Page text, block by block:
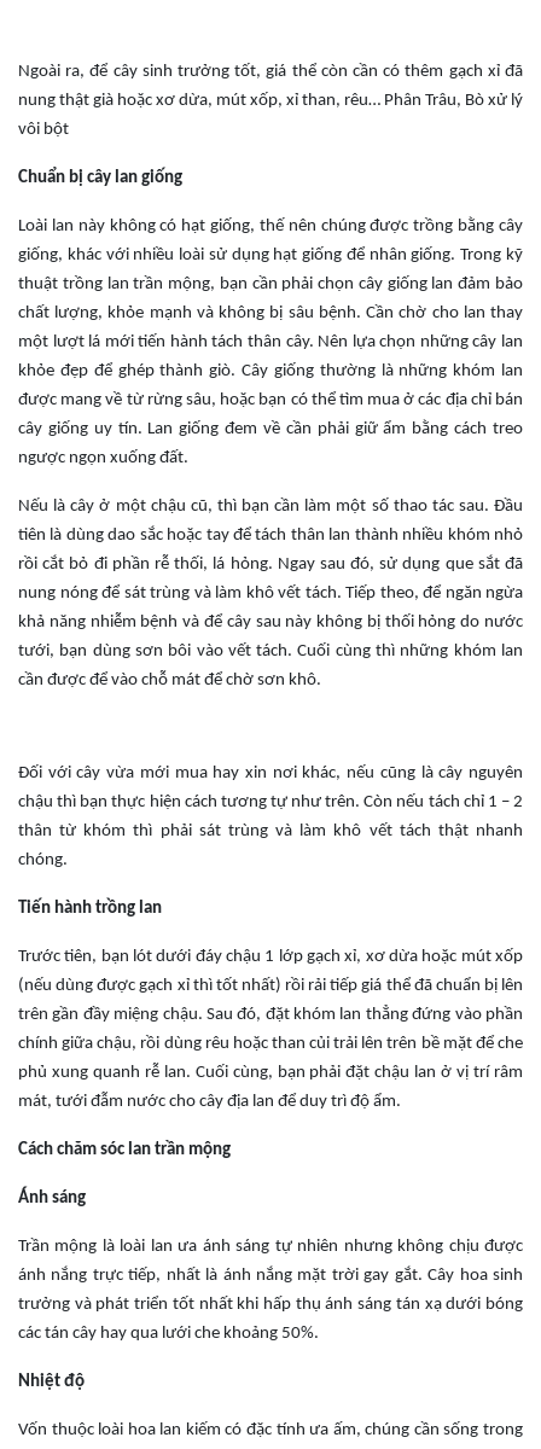
Ngoài ra, để cây sinh trưởng tốt, giá thể còn cần có thêm gạch xỉ đã
nung thật già hoặc xơ dừa, mút xốp, xỉ than, rêu… Phân Trâu, Bò xử lý
vôi bột
Chuẩn bị cây lan giống
Loài lan này không có hạt giống, thế nên chúng được trồng bằng cây
giống, khác với nhiều loài sử dụng hạt giống để nhân giống. Trong kỹ
thuật trồng lan trần mộng, bạn cần phải chọn cây giống lan đảm bảo
chất lượng, khỏe mạnh và không bị sâu bệnh. Cần chờ cho lan thay
một lượt lá mới tiến hành tách thân cây. Nên lựa chọn những cây lan
khỏe đẹp để ghép thành giò. Cây giống thường là những khóm lan
được mang về từ rừng sâu, hoặc bạn có thể tìm mua ở các địa chỉ bán
cây giống uy tín. Lan giống đem về cần phải giữ ẩm bằng cách treo
ngược ngọn xuống đất.
Nếu là cây ở một chậu cũ, thì bạn cần làm một số thao tác sau. Đầu
tiên là dùng dao sắc hoặc tay để tách thân lan thành nhiều khóm nhỏ
rồi cắt bỏ đi phần rễ thối, lá hỏng. Ngay sau đó, sử dụng que sắt đã
nung nóng để sát trùng và làm khô vết tách. Tiếp theo, để ngăn ngừa
khả năng nhiễm bệnh và để cây sau này không bị thối hỏng do nước
tưới, bạn dùng sơn bôi vào vết tách. Cuối cùng thì những khóm lan
cần được để vào chỗ mát để chờ sơn khô.
Đối với cây vừa mới mua hay xin nơi khác, nếu cũng là cây nguyên
chậu thì bạn thực hiện cách tương tự như trên. Còn nếu tách chỉ 1 – 2
thân từ khóm thì phải sát trùng và làm khô vết tách thật nhanh
chóng.
Tiến hành trồng lan
Trước tiên, bạn lót dưới đáy chậu 1 lớp gạch xỉ, xơ dừa hoặc mút xốp
(nếu dùng được gạch xỉ thì tốt nhất) rồi rải tiếp giá thể đã chuẩn bị lên
trên gần đầy miệng chậu. Sau đó, đặt khóm lan thẳng đứng vào phần
chính giữa chậu, rồi dùng rêu hoặc than củi trải lên trên bề mặt để che
phủ xung quanh rễ lan. Cuối cùng, bạn phải đặt chậu lan ở vị trí râm
mát, tưới đẫm nước cho cây địa lan để duy trì độ ẩm.
Cách chăm sóc lan trần mộng
Ánh sáng
Trần mộng là loài lan ưa ánh sáng tự nhiên nhưng không chịu được
ánh nắng trực tiếp, nhất là ánh nắng mặt trời gay gắt. Cây hoa sinh
trưởng và phát triển tốt nhất khi hấp thụ ánh sáng tán xạ dưới bóng
các tán cây hay qua lưới che khoảng 50%.
Nhiệt độ
Vốn thuộc loài hoa lan kiếm có đặc tính ưa ấm, chúng cần sống trong